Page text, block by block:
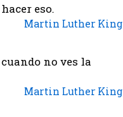
eso.
Martin Luther King
no ves la
Martin Luther King